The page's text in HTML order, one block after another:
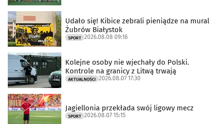
Udało się! Kibice zebrali pieniądze na mural
Żubrów Białystok
SPORT 2026.08.08 09:16
Kolejne osoby nie wjechały do Polski.
Kontrole na granicy z Litwą trwają
AKTUALNOŚCI 2026.08.07 17:30
Jagiellonia przekłada swój ligowy mecz
SPORT 2026.08.07 15:15